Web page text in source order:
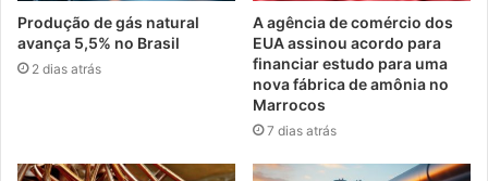
Produção de gás natural
avança 5,5% no Brasil
2 dias atrás
A agência de comércio dos
EUA assinou acordo para
financiar estudo para uma
nova fábrica de amônia no
Marrocos
7 dias atrás